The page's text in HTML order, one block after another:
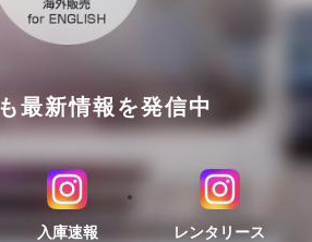
最新情報を発信中
入庫速報
レンタリース